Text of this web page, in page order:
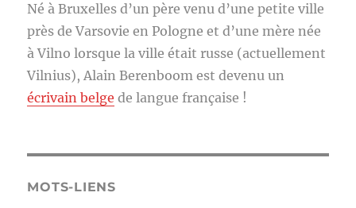
Né à Bruxelles d’un père venu d’une petite ville
près de Varsovie en Pologne et d’une mère née
à Vilno lorsque la ville était russe (actuellement
Vilnius), Alain Berenboom est devenu un
écrivain belge de langue française !
MOTS-LIENS